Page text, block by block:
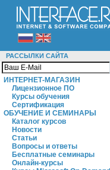
РАССЫЛКИ САЙТА
ИНТЕРНЕТ-МАГАЗИН
Лицензионное ПО
Курсы обучения
Сертификация
ОБУЧЕНИЕ И СЕМИНАРЫ
Каталог курсов
Новости
Статьи
Вопросы и ответы
Бесплатные семинары
Онлайн-курсы